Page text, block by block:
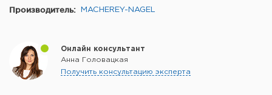
Производитель: MACHEREY-NAGEL
Онлайн консультант
Анна Головацкая
Получить консультацию эксперта